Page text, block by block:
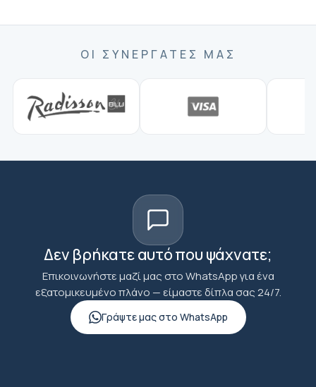
ΟΙ ΣΥΝΕΡΓΆΤΕΣ ΜΑΣ
Δεν βρήκατε αυτό που ψάχνατε;
Επικοινωνήστε μαζί μας στο WhatsApp για ένα
εξατομικευμένο πλάνο — είμαστε δίπλα σας 24/7.
Γράψτε μας στο WhatsApp